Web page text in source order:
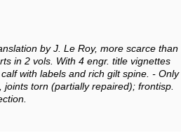
by J. Le Roy, more scarce than
in 2 vols. With 4 engr. title vignettes
with labels and rich gilt spine. - Only
torn (partially repaired); frontisp.